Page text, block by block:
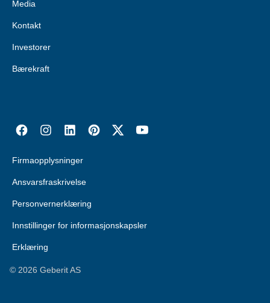
Media
Kontakt
Investorer
Bærekraft
Firmaopplysninger
Ansvarsfraskrivelse
Personvernerklæring
Innstillinger for informasjonskapsler
Erklæring
© 2026 Geberit AS